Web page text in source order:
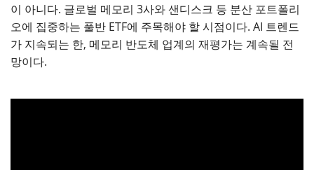
이 아니다. 글로벌 메모리 3사와 샌디스크 등 분산 포트폴리
오에 집중하는 풀반 ETF에 주목해야 할 시점이다. AI 트렌드
가 지속되는 한, 메모리 반도체 업계의 재평가는 계속될 전
망이다.